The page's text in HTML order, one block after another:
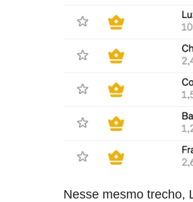
Nesse mesmo trecho,